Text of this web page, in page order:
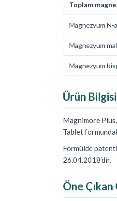
Toplam
Magnezyum
Magnezyum
Magnezyum
Ürün Bilgisi
Magnimore
Tablet
Formülde
26.04.2018’dir.
Öne